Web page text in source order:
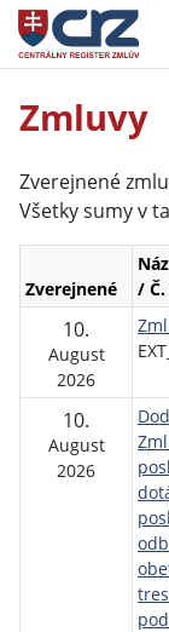
Zmluvy
Zverejnené
Všetky sumy v
Zverejnené
/
10.
August
2026
10.
August
2026